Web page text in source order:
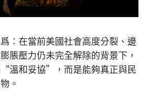
：在當前美國社會高度分裂、邊
脹壓力仍未完全解除的背景下，
溫和妥協”，而是能夠真正與民
。